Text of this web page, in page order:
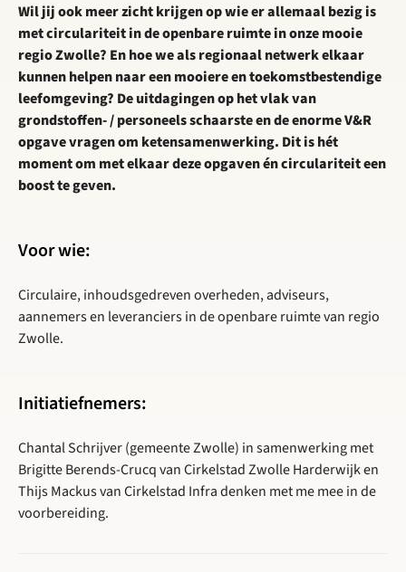
Wil jij ook meer zicht krijgen op wie er allemaal bezig is
met circulariteit in de openbare ruimte in onze mooie
regio Zwolle? En hoe we als regionaal netwerk elkaar
kunnen helpen naar een mooiere en toekomstbestendige
leefomgeving? De uitdagingen op het vlak van
grondstoffen- / personeels schaarste en de enorme V&R
opgave vragen om ketensamenwerking. Dit is hét
moment om met elkaar deze opgaven én circulariteit een
boost te geven.
Voor wie:
Circulaire, inhoudsgedreven overheden, adviseurs,
aannemers en leveranciers in de openbare ruimte van regio
Zwolle.
Initiatiefnemers:
Chantal Schrijver (gemeente Zwolle) in samenwerking met
Brigitte Berends-Crucq van Cirkelstad Zwolle Harderwijk en
Thijs Mackus van Cirkelstad Infra denken met me mee in de
voorbereiding.